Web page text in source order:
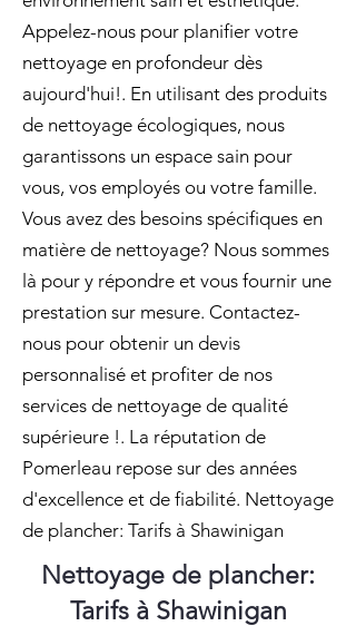
Appelez-nous pour planifier votre
nettoyage en profondeur dès
aujourd'hui!. En utilisant des produits
de nettoyage écologiques, nous
garantissons un espace sain pour
vous, vos employés ou votre famille.
Vous avez des besoins spécifiques en
matière de nettoyage? Nous sommes
là pour y répondre et vous fournir une
prestation sur mesure. Contactez-
nous pour obtenir un devis
personnalisé et profiter de nos
services de nettoyage de qualité
supérieure !. La réputation de
Pomerleau repose sur des années
d'excellence et de fiabilité. Nettoyage
de plancher: Tarifs à Shawinigan
Nettoyage de plancher:
Tarifs à Shawinigan